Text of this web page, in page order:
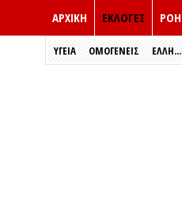
ΑΡΧΙΚΗ ΕΚΛΟΓΈΣ
ΥΓΕΙΑ ΟΜΟΓΕΝΕΙΣ